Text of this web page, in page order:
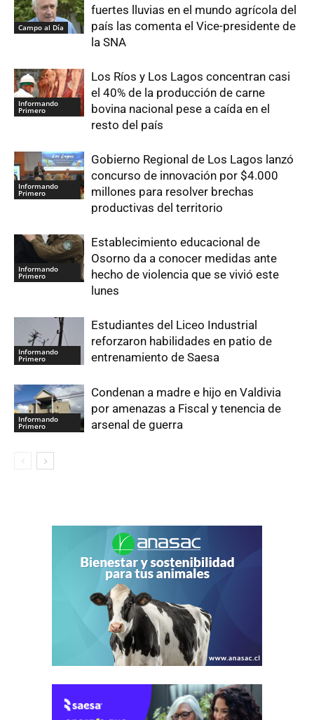
Campo al Día
fuertes lluvias en el mundo agrícola del
país las comenta el Vice-presidente de
la SNA
Informando
Primero
Los Ríos y Los Lagos concentran casi
el 40% de la producción de carne
bovina nacional pese a caída en el
resto del país
Informando
Primero
Gobierno Regional de Los Lagos lanzó
concurso de innovación por $4.000
millones para resolver brechas
productivas del territorio
Informando
Primero
Establecimiento educacional de
Osorno da a conocer medidas ante
hecho de violencia que se vivió este
lunes
Informando
Primero
Estudiantes del Liceo Industrial
reforzaron habilidades en patio de
entrenamiento de Saesa
Informando
Primero
Condenan a madre e hijo en Valdivia
por amenazas a Fiscal y tenencia de
arsenal de guerra